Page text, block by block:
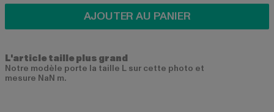
AJOUTER AU PANIER
L'article taille plus grand
Notre modèle porte la taille L sur cette photo et
mesure NaN m.